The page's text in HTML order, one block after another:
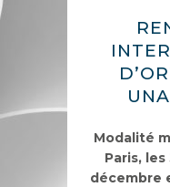
Modalité
Paris,
décembre